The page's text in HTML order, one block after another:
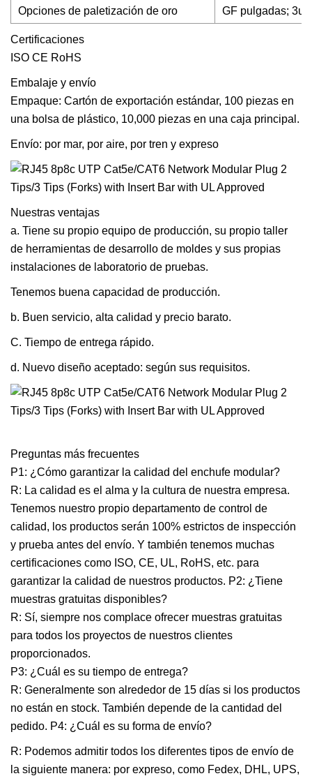
Opciones de paletización de oro GF pulgadas; 3u
Certificaciones
ISO CE RoHS
Embalaje y envío
Empaque: Cartón de exportación estándar, 100 piezas en
una bolsa de plástico, 10,000 piezas en una caja principal.
Envío: por mar, por aire, por tren y expreso
Nuestras ventajas
a. Tiene su propio equipo de producción, su propio taller
de herramientas de desarrollo de moldes y sus propias
instalaciones de laboratorio de pruebas.
Tenemos buena capacidad de producción.
b. Buen servicio, alta calidad y precio barato.
C. Tiempo de entrega rápido.
d. Nuevo diseño aceptado: según sus requisitos.
Preguntas más frecuentes
P1: ¿Cómo garantizar la calidad del enchufe modular?
R: La calidad es el alma y la cultura de nuestra empresa.
Tenemos nuestro propio departamento de control de
calidad, los productos serán 100% estrictos de inspección
y prueba antes del envío. Y también tenemos muchas
certificaciones como ISO, CE, UL, RoHS, etc. para
garantizar la calidad de nuestros productos. P2: ¿Tiene
muestras gratuitas disponibles?
R: Sí, siempre nos complace ofrecer muestras gratuitas
para todos los proyectos de nuestros clientes
proporcionados.
P3: ¿Cuál es su tiempo de entrega?
R: Generalmente son alrededor de 15 días si los productos
no están en stock. También depende de la cantidad del
pedido. P4: ¿Cuál es su forma de envío?
R: Podemos admitir todos los diferentes tipos de envío de
la siguiente manera: por expreso, como Fedex, DHL, UPS,